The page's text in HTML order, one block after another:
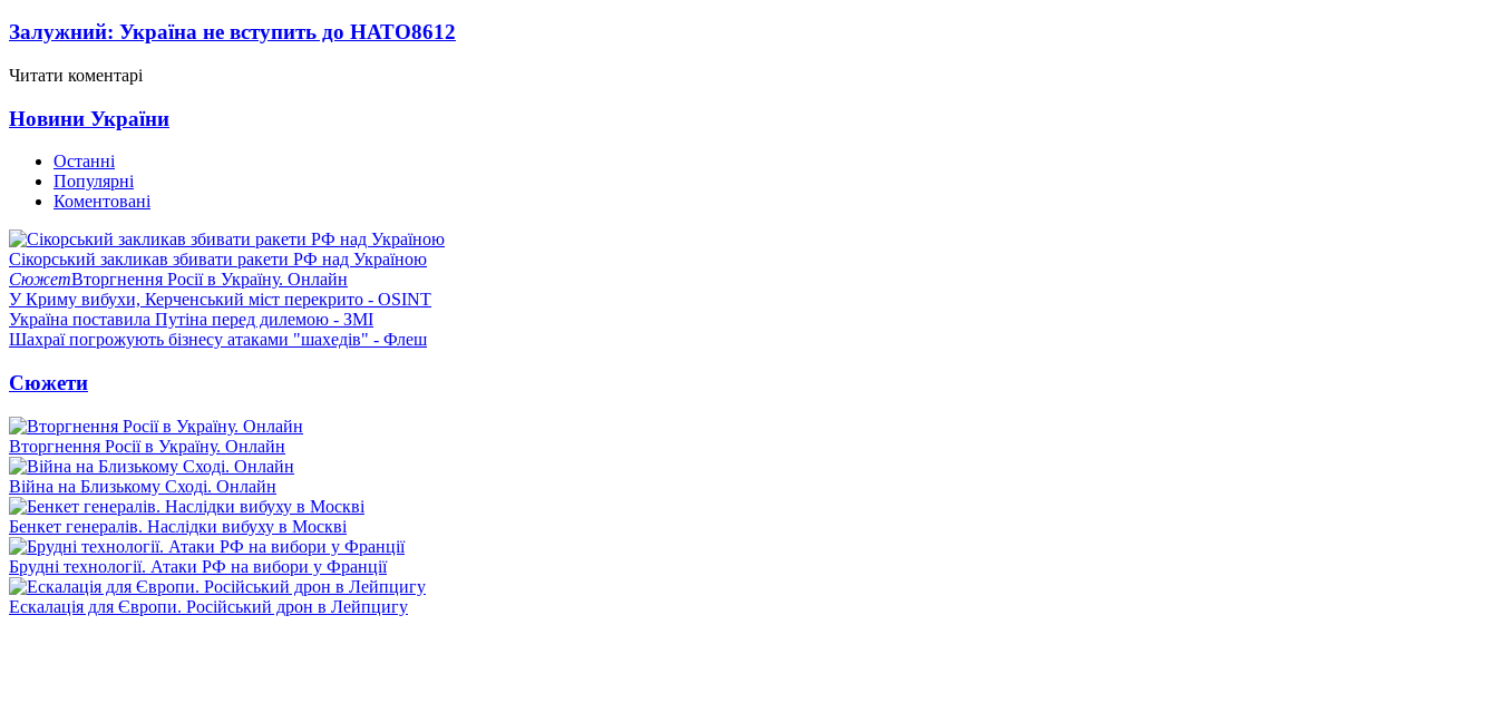
Залужний: Україна не вступить до НАТО8612
Читати коментарі
Новини України
Останні
Популярні
Коментовані
Сікорський закликав збивати ракети РФ над Україною
СюжетВторгнення Росії в Україну. Онлайн
У Криму вибухи, Керченський міст перекрито - OSINT
Україна поставила Путіна перед дилемою - ЗМІ
Шахраї погрожують бізнесу атаками "шахедів" - Флеш
Сюжети
Вторгнення Росії в Україну. Онлайн
Війна на Близькому Сході. Онлайн
Бенкет генералів. Наслідки вибуху в Москві
Брудні технології. Атаки РФ на вибори у Франції
Ескалація для Європи. Російський дрон в Лейпцигу